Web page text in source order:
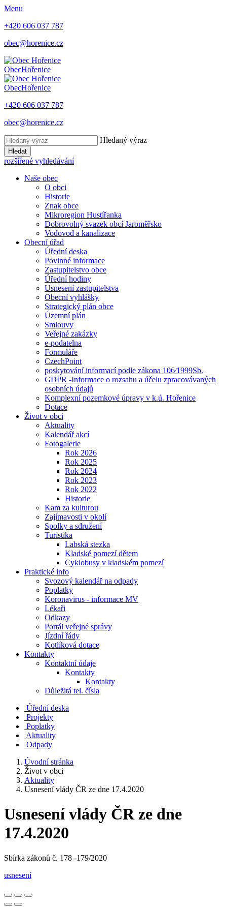
Menu
+420 606 037 787
obec@horenice.cz
ObecHořenice
ObecHořenice
+420 606 037 787
obec@horenice.cz
Hledaný výraz
Hledat
rozšířené vyhledávání
Naše obec
O obci
Historie
Znak obce
Mikroregion Hustířanka
Dobrovolný svazek obcí Jaroměřsko
Vodovod a kanalizace
Obecní úřad
Úřední deska
Povinné informace
Zastupitelstvo obce
Úřední hodiny
Usnesení zastupitelstva
Obecní vyhlášky
Strategický plán obce
Územní plán
Smlouvy
Veřejné zakázky
e-podatelna
Formuláře
CzechPoint
poskytování informací podle zákona 106⁄1999Sb.
GDPR -Informace o rozsahu a účelu zpracovávaných
osobních údajů
Komplexní pozemkové úpravy v k.ú. Hořenice
Dotace
Život v obci
Aktuality
Kalendář akcí
Fotogalerie
Rok 2026
Rok 2025
Rok 2024
Rok 2023
Rok 2022
Historie
Kam za kulturou
Zajímavosti v okolí
Spolky a sdružení
Turistika
Labská stezka
Kladské pomezí dětem
Cyklobusy v kladském pomezí
Praktické info
Svozový kalendář na odpady
Poplatky
Koronavirus - informace MV
Lékaři
Odkazy
Portál veřejné správy
Jízdní řády
Kotlíková dotace
Kontakty
Kontaktní údaje
Kontakty
Kontakty
Důležitá tel. čísla
Úřední deska
Projekty
Poplatky
Aktuality
Odpady
Úvodní stránka
Život v obci
Aktuality
Usnesení vlády ČR ze dne 17.4.2020
Usnesení vlády ČR ze dne
17.4.2020
Sbírka zákonů č. 178 -179/2020
usnesení